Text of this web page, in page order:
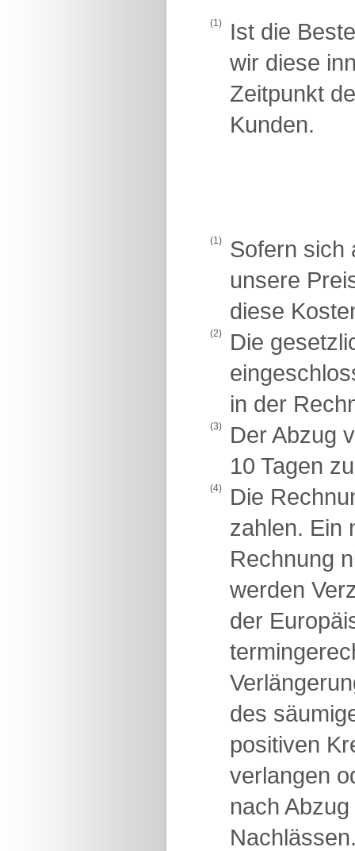
(1)
Ist die
wir diese
Zeitpunkt
Kunden.
(1)
Sofern sich
unsere
diese
(2)
Die
in der
(3)
Der Abzug
10 Tagen
(4)
Die
zahlen. Ein
Rechnung
werden
der
des
positiven
verlangen
nach